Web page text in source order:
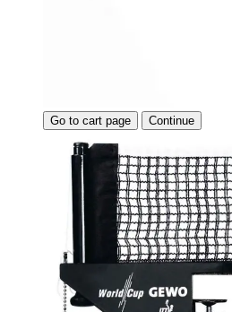
Go to cart page Continue